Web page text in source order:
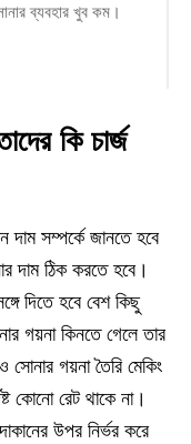
ব্যবহার খুব কম।
কি চার্জ
দাম সম্পর্কে জানতে হবে
দাম ঠিক করতে হবে।
দিতে হবে বেশ কিছু
গয়না কিনতে গেলে তার
গয়না তৈরি মেকিং
কোনো রেট থাকে না।
উপর নির্ভর করে